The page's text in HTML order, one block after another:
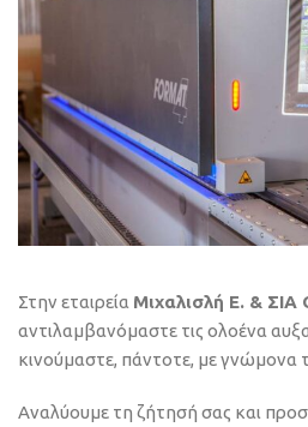
Στην εταιρεία Μιχαλισλή Ε. & ΣΙΑ
αντιλαμβανόμαστε τις ολοένα
κινούμαστε, πάντοτε, με γνώμονα
Αναλύουμε τη ζήτησή σας και